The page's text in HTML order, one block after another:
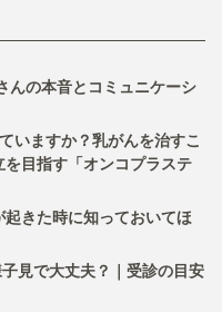
の本音とコミュニケーシ
いますか？乳がんを治すこ
目指す「オンコプラステ
きた時に知っておいてほ
見で大丈夫？｜受診の目安